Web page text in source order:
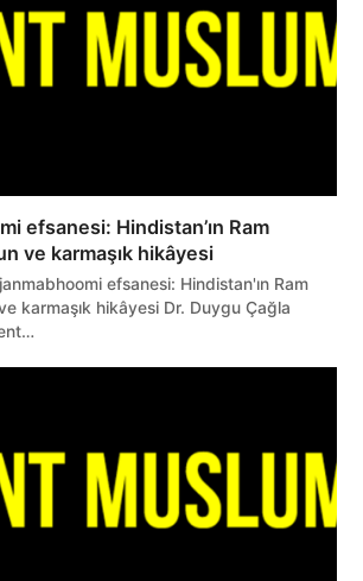
efsanesi: Hindistan’ın Ram
ve karmaşık hikâyesi
efsanesi: Hindistan'ın Ram
ve karmaşık hikâyesi Dr. Duygu Çağla